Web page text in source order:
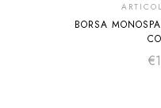
BORSA
€